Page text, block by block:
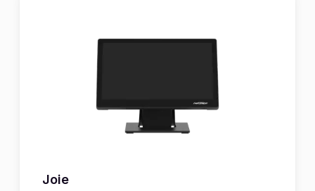
Joie